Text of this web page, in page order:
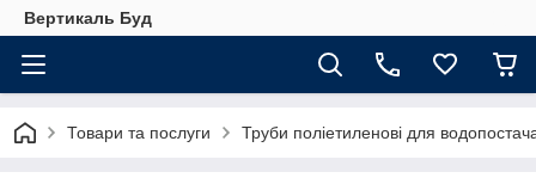
Вертикаль Буд
Товари та послуги Труби поліетиленові для